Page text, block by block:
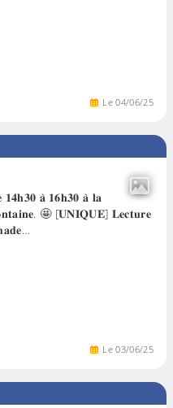
Le04/06/25
𝐚̀ 𝟏𝟔𝐡𝟑𝟎 𝐚̀ 𝐥𝐚
🤩 [𝐔𝐍𝐈𝐐𝐔𝐄] 𝐋𝐞𝐜𝐭𝐮𝐫𝐞
Le03/06/25